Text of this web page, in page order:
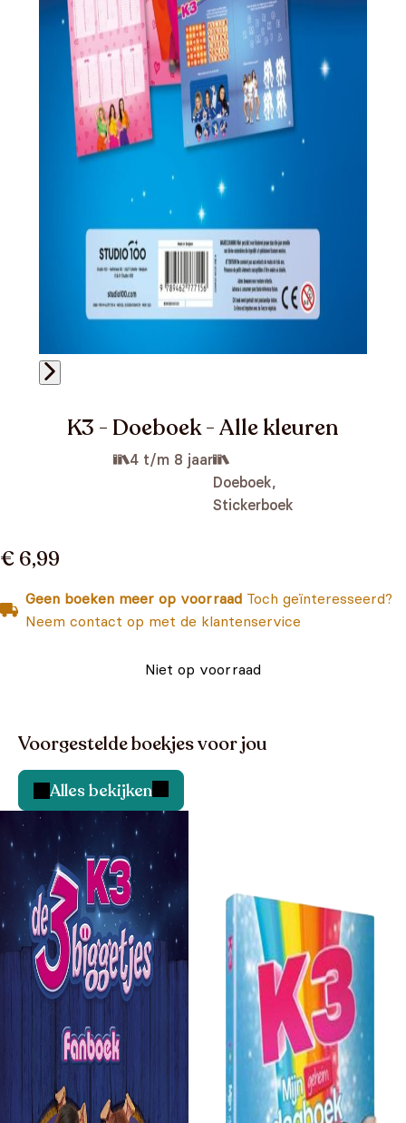
K3 - Doeboek - Alle kleuren
4 t/m 8 jaar
Doeboek,
Stickerboek
€ 6,99
Geen boeken meer op voorraad Toch geïnteresseerd?
Neem contact op met de klantenservice
Niet op voorraad
Voorgestelde boekjes voor jou
Alles bekijken